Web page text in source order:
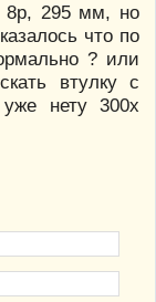
8р, 295 мм, но
что по
? или
втулку с
нету 300х